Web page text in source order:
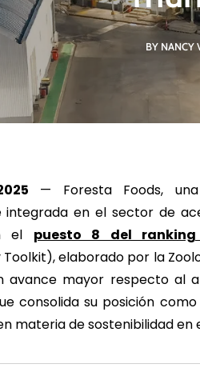
LEER MÁS
BY NANCY
—
Foresta Foods,
en el sector de
el puesto 8 del ranking
elaborado por la
avance mayor respecto al
consolida su posición
materia de sostenibilidad en